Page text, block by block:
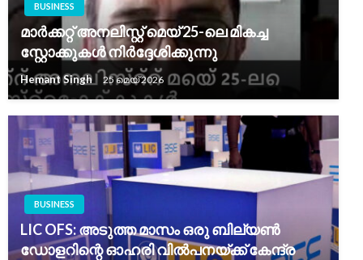
BUSINESS
മാർക്കറ്റ് അനലിസ്റ്റ് മെയ് 25-ലെ മികച്ച
സ്റ്റോക്കുകൾ നിർദ്ദേശിക്കുന്നു
Hemant Singh 25 മെയ്‌ 2026
BUSINESS
LIC OFS: അടുത്ത മാസം ഒരു ബില്യൺ
ഡോളറിന്റെ ഓഹരി വിൽപനയ്ക്ക് കേന്ദ്ര